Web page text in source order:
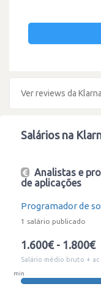
Ver reviews da Klarna
Salários na
Analistas e
de aplicações
Programador de
1 salário publicado
1.600€ - 1.800€
Salário médio bruto + ac
min